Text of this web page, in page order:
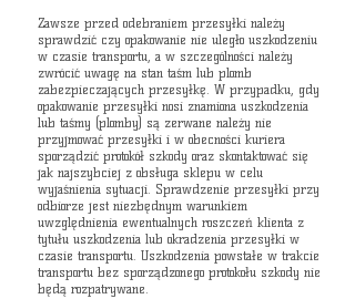
Zawsze przed odebraniem przesyłki należy
sprawdzić czy opakowanie nie uległo uszkodzeniu
w czasie transportu, a w szczególności należy
zwrócić uwagę na stan taśm lub plomb
zabezpieczających przesyłkę. W przypadku, gdy
opakowanie przesyłki nosi znamiona uszkodzenia
lub taśmy (plomby) są zerwane należy nie
przyjmować przesyłki i w obecności kuriera
sporządzić protokół szkody oraz skontaktować się
jak najszybciej z obsługa sklepu w celu
wyjaśnienia sytuacji. Sprawdzenie przesyłki przy
odbiorze jest niezbędnym warunkiem
uwzględnienia ewentualnych roszczeń klienta z
tytułu uszkodzenia lub okradzenia przesyłki w
czasie transportu. Uszkodzenia powstałe w trakcie
transportu bez sporządzonego protokołu szkody nie
będą rozpatrywane.